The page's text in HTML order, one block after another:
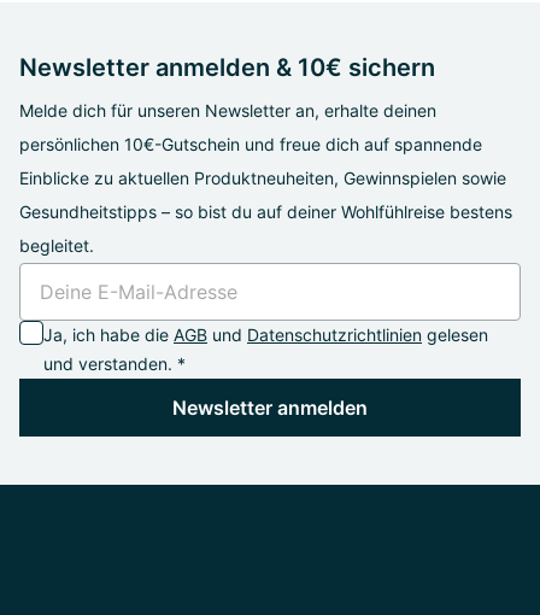
Newsletter anmelden & 10€ sichern
Melde dich für unseren Newsletter an, erhalte deinen
persönlichen 10€-Gutschein und freue dich auf spannende
Einblicke zu aktuellen Produktneuheiten, Gewinnspielen sowie
Gesundheitstipps – so bist du auf deiner Wohlfühlreise bestens
begleitet.
Ja, ich habe die AGB und Datenschutzrichtlinien gelesen
und verstanden. *
Newsletter anmelden